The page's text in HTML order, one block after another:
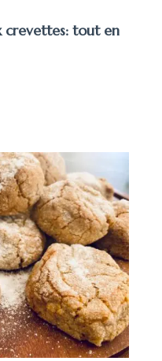
crevettes: tout en